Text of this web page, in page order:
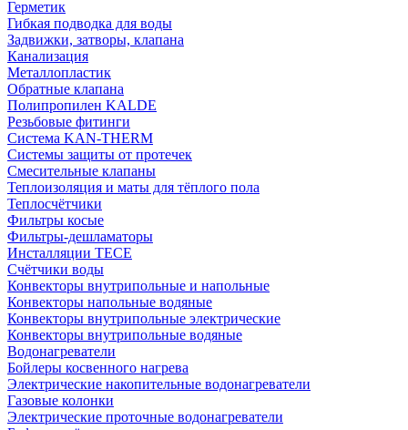
Герметик
Гибкая подводка для воды
Задвижки, затворы, клапана
Канализация
Металлопластик
Обратные клапана
Полипропилен KALDE
Резьбовые фитинги
Система KAN-THERM
Системы защиты от протечек
Смесительные клапаны
Теплоизоляция и маты для тёплого пола
Теплосчётчики
Фильтры косые
Фильтры-дешламаторы
Инсталляции TECE
Счётчики воды
Конвекторы внутрипольные и напольные
Конвекторы напольные водяные
Конвекторы внутрипольные электрические
Конвекторы внутрипольные водяные
Водонагреватели
Бойлеры косвенного нагрева
Электрические накопительные водонагреватели
Газовые колонки
Электрические проточные водонагреватели